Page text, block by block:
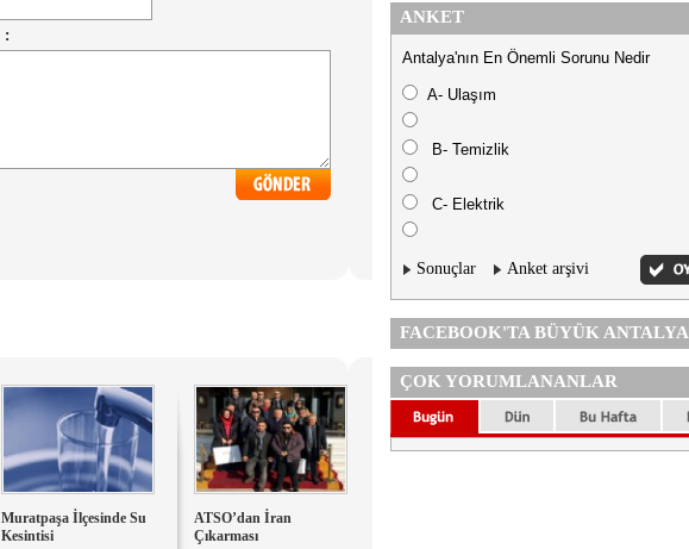
Muratpaşa İlçesinde Su
Kesintisi
ATSO’dan İran
Çıkarması
ANKET
Antalya'nın En Önemli Sorunu Nedir
A- Ulaşım
B- Temizlik
C- Elektrik
Sonuçlar Anket arşivi
FACEBOOK'TA BÜYÜK ANTALYA
ÇOK YORUMLANANLAR